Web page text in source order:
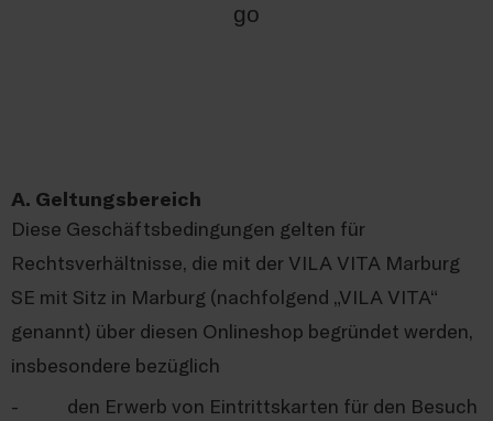
go
A. Geltungsbereich
Diese Geschäftsbedingungen gelten für
Rechtsverhältnisse, die mit der VILA VITA Marburg
SE mit Sitz in Marburg (nachfolgend „VILA VITA“
genannt) über diesen Onlineshop begründet werden,
insbesondere bezüglich
- den Erwerb von Eintrittskarten für den Besuch